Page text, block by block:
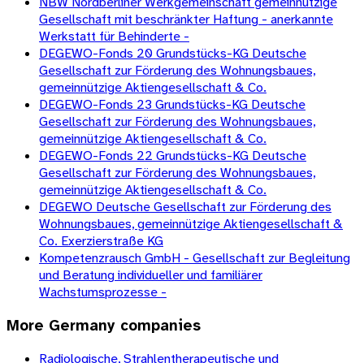
Gesellschaft mit beschränkter Haftung - anerkannte
Werkstatt für Behinderte -
DEGEWO-Fonds 20 Grundstücks-KG Deutsche
Gesellschaft zur Förderung des Wohnungsbaues,
gemeinnützige Aktiengesellschaft & Co.
DEGEWO-Fonds 23 Grundstücks-KG Deutsche
Gesellschaft zur Förderung des Wohnungsbaues,
gemeinnützige Aktiengesellschaft & Co.
DEGEWO-Fonds 22 Grundstücks-KG Deutsche
Gesellschaft zur Förderung des Wohnungsbaues,
gemeinnützige Aktiengesellschaft & Co.
DEGEWO Deutsche Gesellschaft zur Förderung des
Wohnungsbaues, gemeinnützige Aktiengesellschaft &
Co. Exerzierstraße KG
Kompetenzrausch GmbH - Gesellschaft zur Begleitung
und Beratung individueller und familiärer
Wachstumsprozesse -
More Germany companies
Radiologische, Strahlentherapeutische und